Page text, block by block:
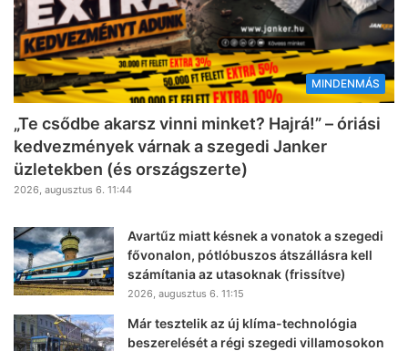
MINDENMÁS
„Te csődbe akarsz vinni minket? Hajrá!” – óriási
kedvezmények várnak a szegedi Janker
üzletekben (és országszerte)
2026, augusztus 6. 11:44
Avartűz miatt késnek a vonatok a szegedi
fővonalon, pótlóbuszos átszállásra kell
számítania az utasoknak (frissítve)
2026, augusztus 6. 11:15
Már tesztelik az új klíma-technológia
beszerelését a régi szegedi villamosokon